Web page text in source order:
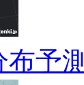
布予測